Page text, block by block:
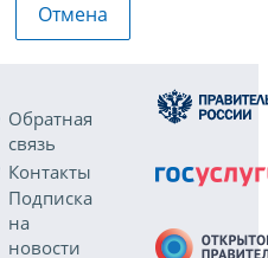
Отмена
Обратная
связь
Контакты
Подписка
на
новости